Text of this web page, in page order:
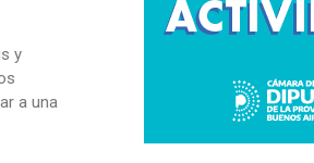
y
a una